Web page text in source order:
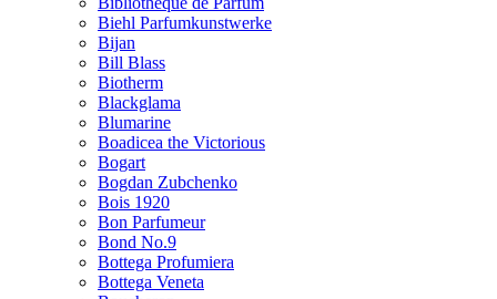
Biehl Parfumkunstwerke
Bijan
Bill Blass
Biotherm
Blackglama
Blumarine
Boadicea the Victorious
Bogart
Bogdan Zubchenko
Bois 1920
Bon Parfumeur
Bond No.9
Bottega Profumiera
Bottega Veneta